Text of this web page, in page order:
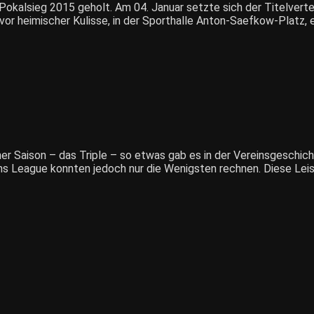
2015 geholt. Am 04. Januar setzte sich der
heimischer Kulisse, in der Sporthalle Anton-Saefkow-
– das Triple – so etwas gab es in der
League konnten jedoch nur die Wenigsten rechnen. Diese